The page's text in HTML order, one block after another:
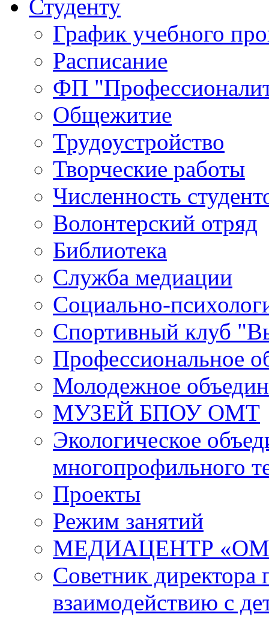
Студенту
График учебного
Расписание
ФП
Общежитие
Трудоустройство
Творческие работы
Численность
Волонтерский отряд
Библиотека
Служба медиации
Социально-
Спортивный клуб
Профессиональное
Молодежное
МУЗЕЙ БПОУ ОМТ
Экологическое
многопрофильного
Проекты
Режим занятий
МЕДИАЦЕНТР
Советник
взаимодействию с